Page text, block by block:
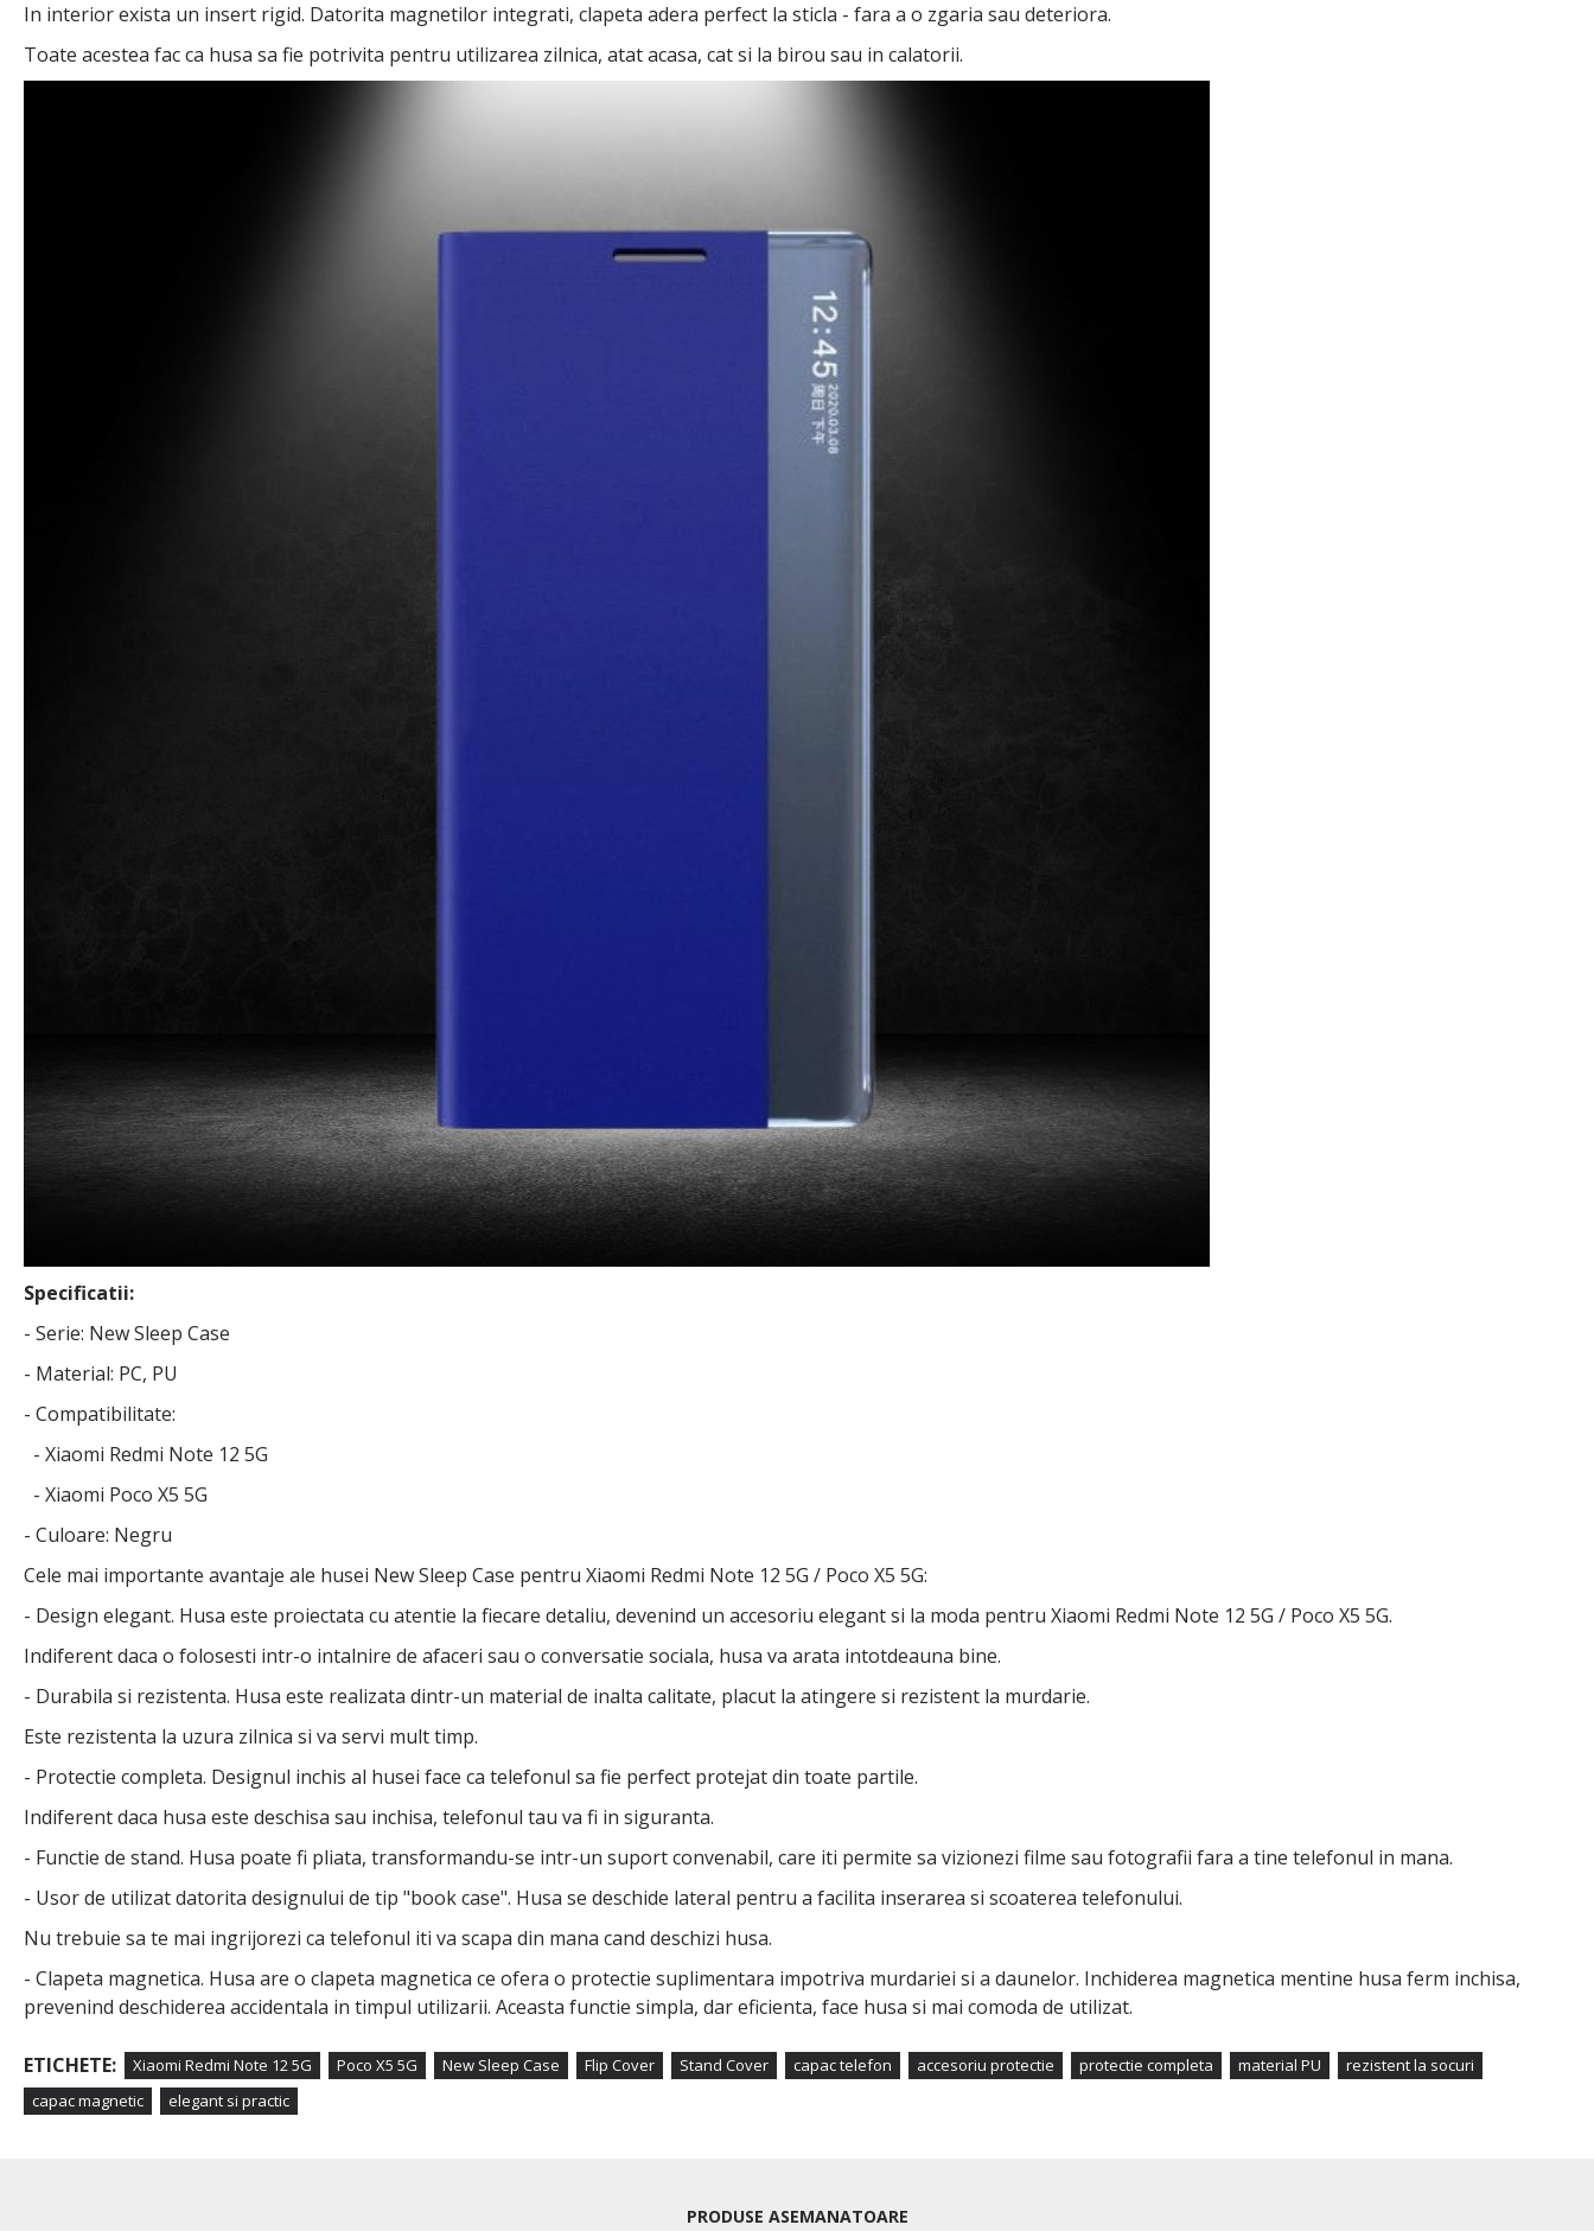
In interior exista un insert rigid. Datorita magnetilor integrati, clapeta adera perfect la sticla - fara a o zgaria sau deteriora.
Toate acestea fac ca husa sa fie potrivita pentru utilizarea zilnica, atat acasa, cat si la birou sau in calatorii.
Specificatii:
- Serie: New Sleep Case
- Material: PC, PU
- Compatibilitate:
- Xiaomi Redmi Note 12 5G
- Xiaomi Poco X5 5G
- Culoare: Negru
Cele mai importante avantaje ale husei New Sleep Case pentru Xiaomi Redmi Note 12 5G / Poco X5 5G:
- Design elegant. Husa este proiectata cu atentie la fiecare detaliu, devenind un accesoriu elegant si la moda pentru Xiaomi Redmi Note 12 5G / Poco X5 5G.
Indiferent daca o folosesti intr-o intalnire de afaceri sau o conversatie sociala, husa va arata intotdeauna bine.
- Durabila si rezistenta. Husa este realizata dintr-un material de inalta calitate, placut la atingere si rezistent la murdarie.
Este rezistenta la uzura zilnica si va servi mult timp.
- Protectie completa. Designul inchis al husei face ca telefonul sa fie perfect protejat din toate partile.
Indiferent daca husa este deschisa sau inchisa, telefonul tau va fi in siguranta.
- Functie de stand. Husa poate fi pliata, transformandu-se intr-un suport convenabil, care iti permite sa vizionezi filme sau fotografii fara a tine telefonul in mana.
- Usor de utilizat datorita designului de tip "book case". Husa se deschide lateral pentru a facilita inserarea si scoaterea telefonului.
Nu trebuie sa te mai ingrijorezi ca telefonul iti va scapa din mana cand deschizi husa.
- Clapeta magnetica. Husa are o clapeta magnetica ce ofera o protectie suplimentara impotriva murdariei si a daunelor. Inchiderea magnetica mentine husa ferm inchisa,
prevenind deschiderea accidentala in timpul utilizarii. Aceasta functie simpla, dar eficienta, face husa si mai comoda de utilizat.
ETICHETE: Xiaomi Redmi Note 12 5G Poco X5 5G New Sleep Case Flip Cover Stand Cover capac telefon accesoriu protectie protectie completa material PU
rezistent la socuri
capac magnetic
elegant si practic
PRODUSE ASEMANATOARE